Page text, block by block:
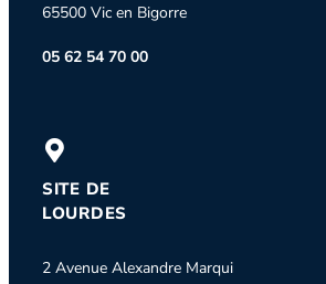
65500 Vic en Bigorre
05 62 54 70 00
SITE DE
LOURDES
2 Avenue Alexandre Marqui